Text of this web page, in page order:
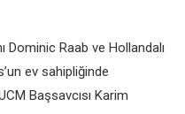
Dominic Raab ve Hollandalı
ev sahipliğinde
Başsavcısı Karim